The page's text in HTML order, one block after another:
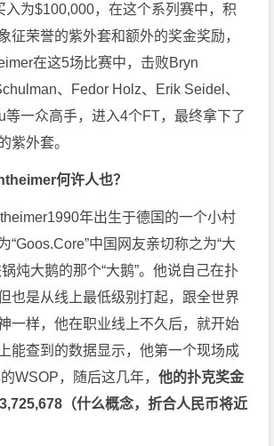
入为$100,000，在这个系列赛中，积
征荣誉的紫外套和额外的奖金奖励，
在这5场比赛中，击败Bryn
、Fedor Holz、Erik Seidel、
等一众高手，进入4个FT，最终拿下了
紫外套。
何许人也？
年出生于德国的一个小村
“Goos.Core”中国网友亲切称之为“大
炖大鹅的那个“大鹅”。他说自己在扑
也是从线上最低级别打起，跟全世界
一样，他在职业线上不久后，就开始
能查到的数据显示，他第一个现场成
WSOP，随后这几年，他的扑克奖金
（什么概念，折合人民币将近